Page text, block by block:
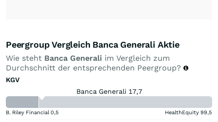
Peergroup Vergleich Banca Generali Aktie
Wie steht Banca Generali im Vergleich zum
Durchschnitt der entsprechenden Peergroup?
KGV
Banca Generali 17,7
B. Riley Financial 0,5 HealthEquity 99,5